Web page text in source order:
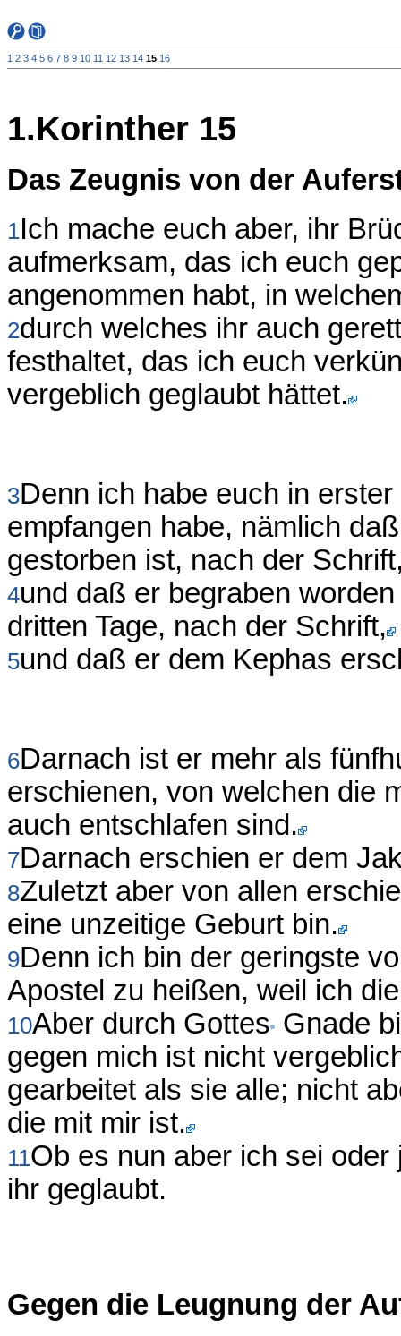
1 2 3 4 5 6 7 8 9 10 11 12 13 14 15 16
1.Korinther 15
Das Zeugnis von der
1Ich mache euch aber, ihr
aufmerksam, das ich euch
angenommen habt, in
2durch welches ihr auch
festhaltet, das ich euch
vergeblich geglaubt hättet.
3Denn ich habe euch in
empfangen habe, nämlich
gestorben ist, nach der
4und daß er begraben
dritten Tage, nach der Schrift,
5und daß er dem Kephas
6Darnach ist er mehr als
erschienen, von welchen die
auch entschlafen sind.
7Darnach erschien er dem
8Zuletzt aber von allen
eine unzeitige Geburt bin.
9Denn ich bin der geringste
Apostel zu heißen, weil ich
10Aber durch Gottes Gnade
gegen mich ist nicht
gearbeitet als sie alle; nicht
die mit mir ist.
11Ob es nun aber ich sei
ihr geglaubt.
Gegen die Leugnung der